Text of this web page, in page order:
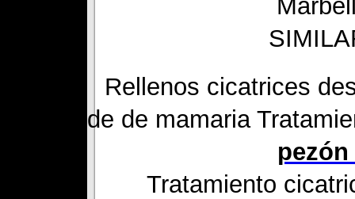
Rellenos cicatrices
Cáncer de de mamaria
Tratamiento